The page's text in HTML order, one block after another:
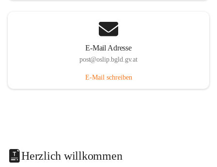
E-Mail Adresse
post@oslip.bgld.gv.at
E-Mail schreiben
Herzlich willkommen